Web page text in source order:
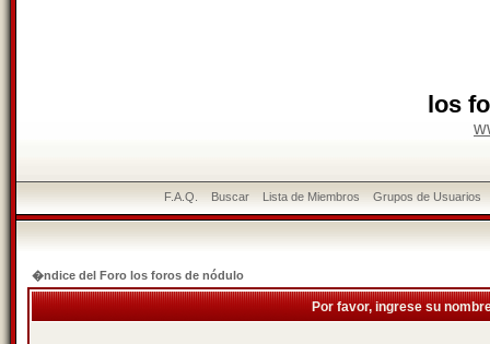
los
F.A.Q. Buscar Lista de Miembros Grupos de Usuarios
�ndice del Foro los foros de nódulo
Por favor, ingrese su